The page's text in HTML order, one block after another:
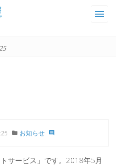
Toggle
お知らせ
サービス」です。2018年5月